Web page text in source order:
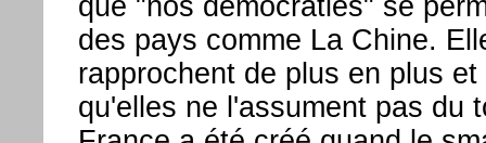
que "nos démocraties" se
des pays comme La Chine.
rapprochent de plus en plus
qu'elles ne l'assument pas du